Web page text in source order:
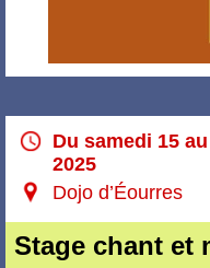
Du samedi 15
2025
Dojo d’Éourres
Stage chant et